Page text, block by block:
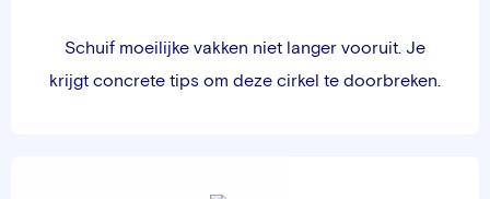
Schuif moeilijke vakken niet langer vooruit. Je
krijgt concrete tips om deze cirkel te doorbreken.